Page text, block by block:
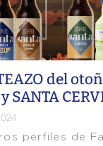
del
SANTA
perfiles de